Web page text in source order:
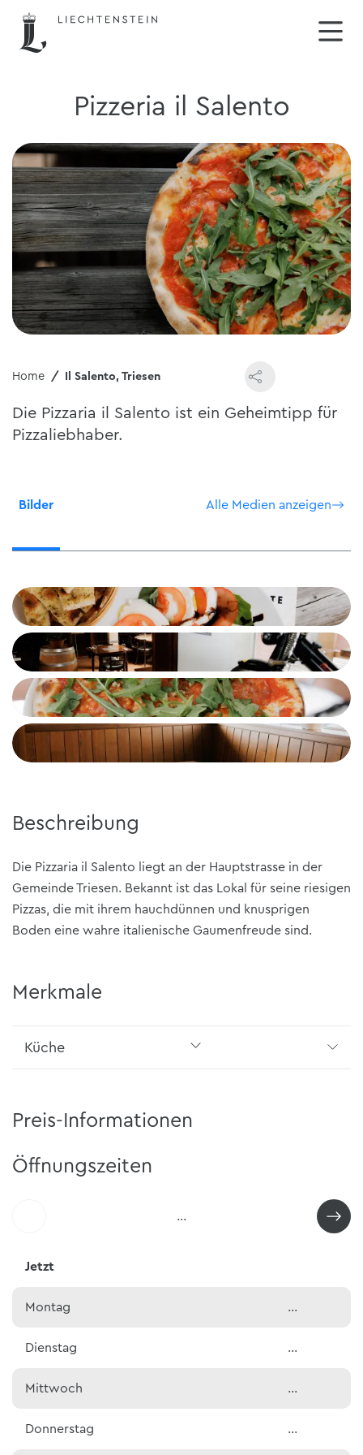
Pizzeria il Salento
Home Il Salento, Triesen
Die Pizzaria il Salento ist ein Geheimtipp für
Pizzaliebhaber.
Bilder Alle Medien anzeigen
Beschreibung
Die Pizzaria il Salento liegt an der Hauptstrasse in der
Gemeinde Triesen. Bekannt ist das Lokal für seine riesigen
Pizzas, die mit ihrem hauchdünnen und knusprigen
Boden eine wahre italienische Gaumenfreude sind.
Merkmale
Küche
Preis-Informationen
Öffnungszeiten
…
Jetzt
Montag …
Dienstag …
Mittwoch …
Donnerstag …